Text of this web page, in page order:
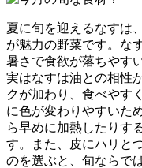
夏に旬を迎えるなすは
が魅力の野菜です。な
暑さで食欲が落ちやす
実はなすは油との相性
クが加わり、食べやす
に色が変わりやすいた
ら早めに加熱したりす
す。また、皮にハリと
のを選ぶと、旬ならで